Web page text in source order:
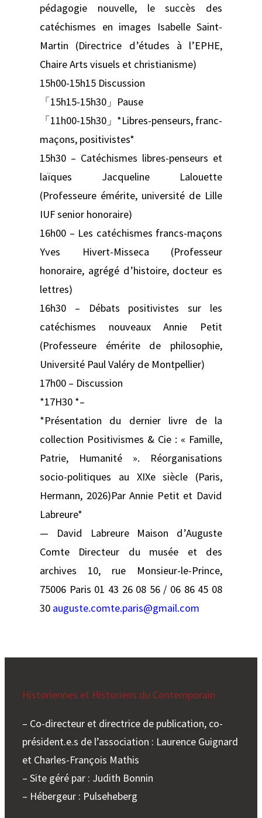
pédagogie nouvelle, le succès des
catéchismes en images Isabelle Saint-
Martin (Directrice d’études à l’EPHE,
Chaire Arts visuels et christianisme)
15h00-15h15 Discussion
「15h15-15h30」Pause
「11h00-15h30」*Libres-penseurs, franc-
maçons, positivistes*
15h30 – Catéchismes libres-penseurs et
laïques Jacqueline Lalouette
(Professeure émérite, université de Lille
IUF senior honoraire)
16h00 – Les catéchismes francs-maçons
Yves Hivert-Misseca (Professeur
honoraire, agrégé d’histoire, docteur es
lettres)
16h30 – Débats positivistes sur les
catéchismes nouveaux Annie Petit
(Professeure émérite de philosophie,
Université Paul Valéry de Montpellier)
17h00 – Discussion
*17H30 *–
*Présentation du dernier livre de la
collection Positivismes & Cie : « Famille,
Patrie, Humanité ». Réorganisations
socio-politiques au XIXe siècle (Paris,
Hermann, 2026)Par Annie Petit et David
Labreure*
— David Labreure Maison d’Auguste
Comte Directeur du musée et des
archives 10, rue Monsieur-le-Prince,
75006 Paris 01 43 26 08 56 / 06 86 45 08
30 auguste.comte.paris@gmail.com
Historiennes et Historiens du Contemporain
– Co-directeur et directrice de publication, co-
président.e.s de l’association : Laurence Guignard
et Charles-François Mathis
– Site géré par : Judith Bonnin
– Hébergeur : Pulseheberg